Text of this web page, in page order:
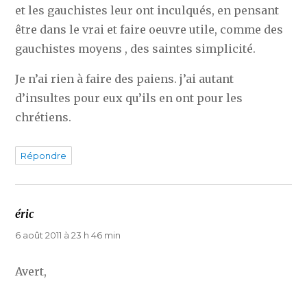
et les gauchistes leur ont inculqués, en pensant
être dans le vrai et faire oeuvre utile, comme des
gauchistes moyens , des saintes simplicité.
Je n’ai rien à faire des paiens. j’ai autant
d’insultes pour eux qu’ils en ont pour les
chrétiens.
Répondre
éricdit :
6 août 2011 à 23 h 46 min
Avert,